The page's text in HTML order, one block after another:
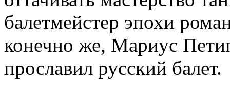
балетмейстер эпохи
конечно же, Мариус
прославил русский балет.